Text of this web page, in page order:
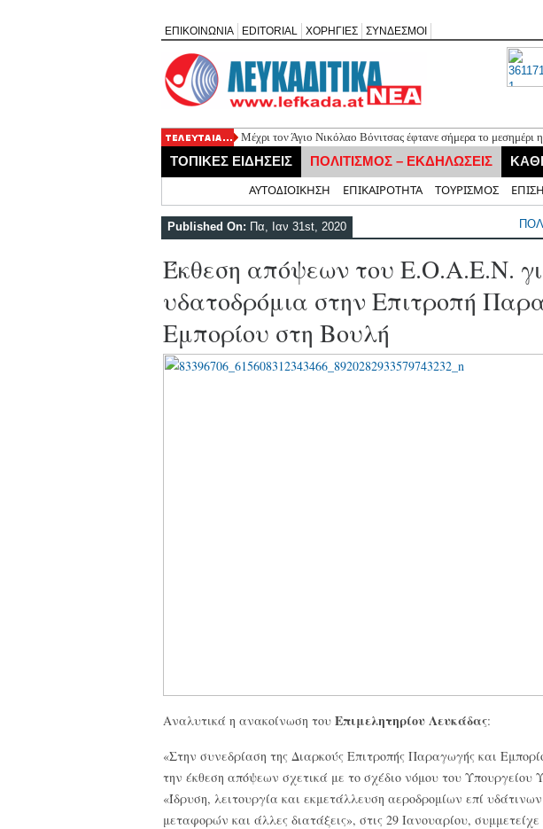
ΕΠΙΚΟΙΝΩΝΙΑ EDITORIAL ΧΟΡΗΓΙΕΣ ΣΥΝΔΕΣΜΟΙ
Mέχρι τον Άγιο Νικόλαο Βόνιτσας έφτανε σήμερα το
ΤΟΠΙΚΕΣ ΕΙΔΗΣΕΙΣ ΠΟΛΙΤΙΣΜΟΣ – ΕΚΔΗΛΩΣΕΙΣ
ΑΥΤΟΔΙΟΙΚΗΣΗ ΕΠΙΚΑΙΡΟΤΗΤΑ ΤΟΥΡΙΣΜΟΣ
Published On: Πα, Ιαν 31st, 2020
Έκθεση απόψεων του Ε.Ο.Α.Ε.Ν.
υδατοδρόμια στην Επιτροπή
Εμπορίου στη Βουλή
Αναλυτικά η ανακοίνωση του Επιμελητηρίου Λευκάδας:
«Στην συνεδρίαση της Διαρκούς Επιτροπής Παραγωγής και
την έκθεση απόψεων σχετικά με το σχέδιο νόμου του
«Ίδρυση, λειτουργία και εκμετάλλευση αεροδρομίων επί
μεταφορών και άλλες διατάξεις», στις 29 Ιανουαρίου,